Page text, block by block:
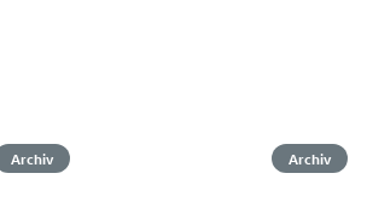
Archiv Archiv